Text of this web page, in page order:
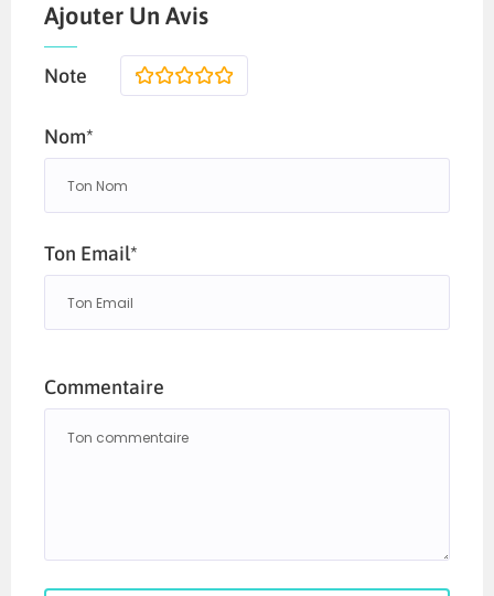
Ajouter Un Avis
Note 5
4
3
2
Nom*
Ton Email*
Commentaire